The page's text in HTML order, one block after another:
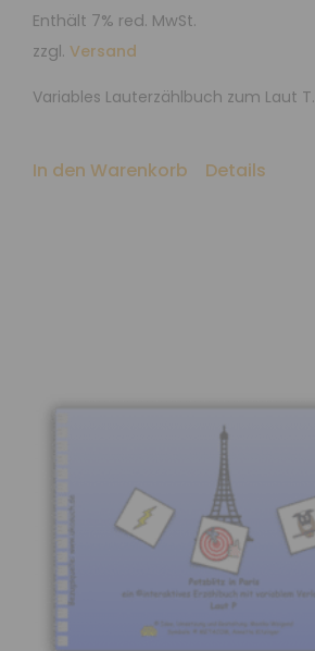
Enthält 7% red. MwSt.
zzgl. Versand
Variables Lauterzählbuch zum Laut T.
In den Warenkorb Details